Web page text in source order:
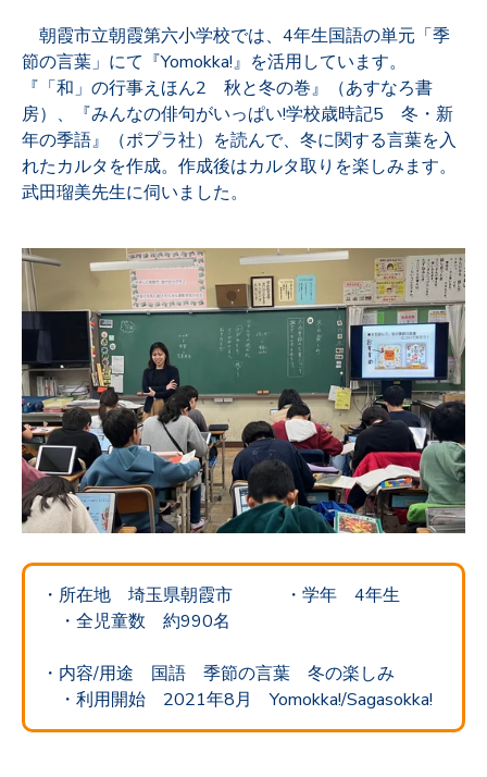
朝霞市立朝霞第六小学校では、4年生国語の単元「季
節の言葉」にて『Yomokka!』を活用しています。
『「和」の行事えほん2 秋と冬の巻』（あすなろ書
房）、『みんなの俳句がいっぱい!学校歳時記5 冬・新
年の季語』（ポプラ社）を読んで、冬に関する言葉を入
れたカルタを作成。作成後はカルタ取りを楽しみます。
武田瑠美先生に伺いました。
・所在地 埼玉県朝霞市 ・ 学年 4年生
・全児童数 約990名
・ 内容/用途 国語 季節の言葉 冬の楽しみ
・利用開始 2021年8月 Yomokka!/Sagasokka!